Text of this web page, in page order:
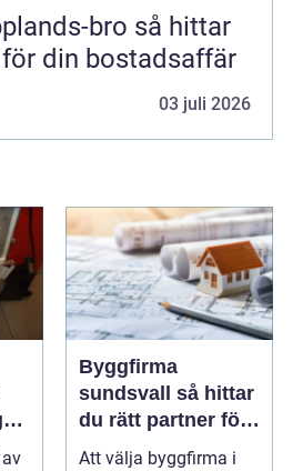
bro så hittar
din bostadsaffär
03 juli 2026
Byggfirma
sundsvall så hittar
du rätt partner för
ditt projekt
Att välja byggfirma i